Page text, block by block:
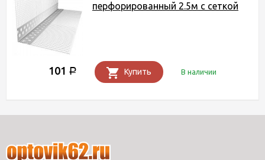
перфорированный 2.5м с сеткой
101 Р Купить В наличии